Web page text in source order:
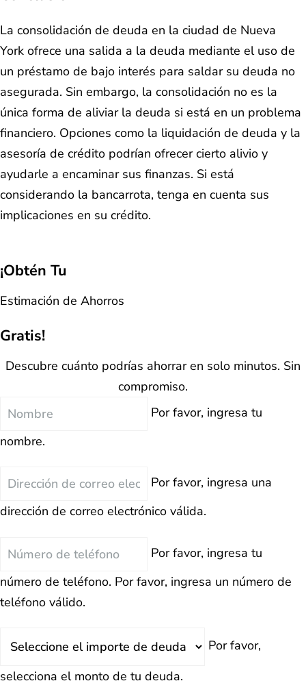
La consolidación de deuda en la ciudad de Nueva
York ofrece una salida a la deuda mediante el uso de
un préstamo de bajo interés para saldar su deuda no
asegurada. Sin embargo, la consolidación no es la
única forma de aliviar la deuda si está en un problema
financiero. Opciones como la liquidación de deuda y la
asesoría de crédito podrían ofrecer cierto alivio y
ayudarle a encaminar sus finanzas. Si está
considerando la bancarrota, tenga en cuenta sus
implicaciones en su crédito.
¡Obtén Tu
Estimación de Ahorros
Gratis!
Descubre cuánto podrías ahorrar en solo minutos. Sin
compromiso.
Nombre
Por favor, ingresa tu
nombre.
Correo
Por favor, ingresa una
dirección de correo electrónico válida.
Teléfono
Por favor, ingresa tu
número de teléfono. Por favor, ingresa un número de
teléfono válido.
Por favor,
selecciona el monto de tu deuda.